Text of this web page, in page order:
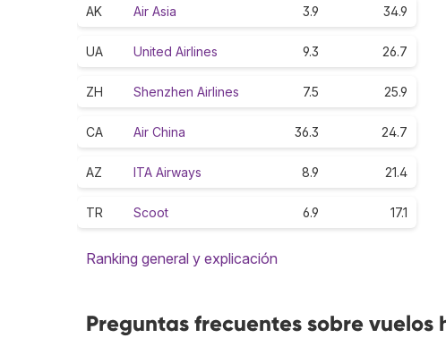
AK Air Asia 3.9 34.9
UA United Airlines 9.3 26.7
ZH Shenzhen Airlines 7.5 25.9
CA Air China 36.3 24.7
AZ ITA Airways 8.9 21.4
TR Scoot 6.9 17.1
Ranking general y explicación
Preguntas frecuentes sobre vuelos